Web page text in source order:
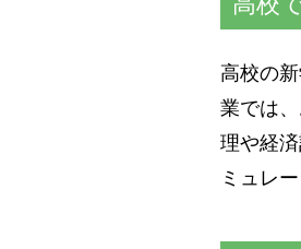
高校の
業では
理や経
ミュレ